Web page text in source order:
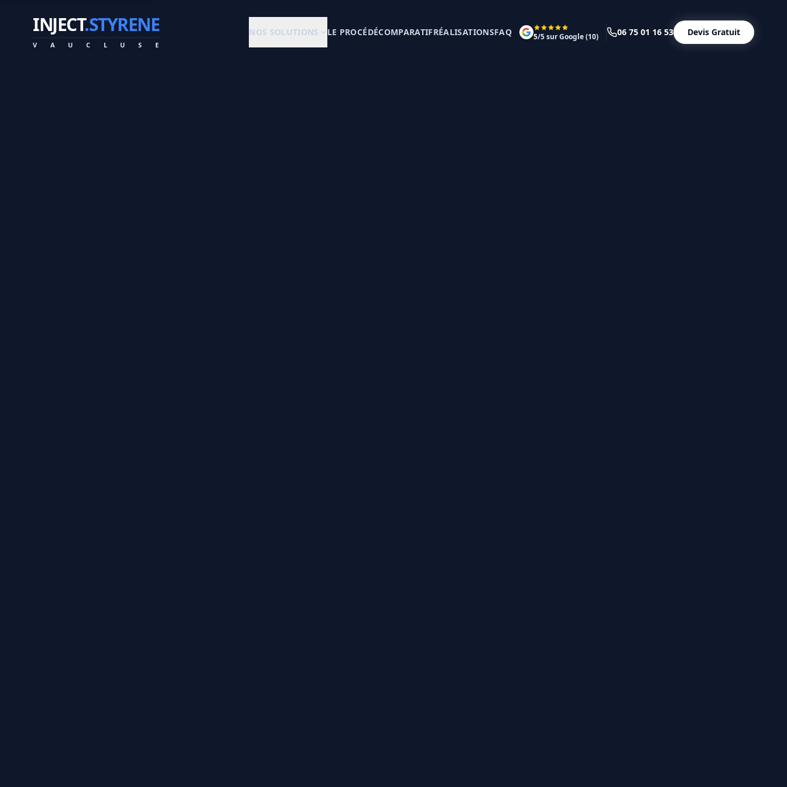
INJECT.STYRENE
V A U C L U S E
NOS SOLUTIONS LE PROCÉDÉCOMPARATIFRÉALISATIONSFAQ 5/5 sur Google (10) 06 75 01 16 53 Devis Gratuit